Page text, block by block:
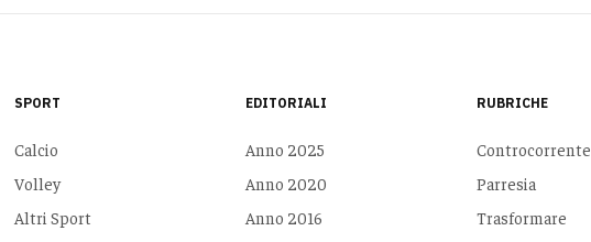
SPORT
Calcio
Volley
Altri Sport
EDITORIALI
Anno 2025
Anno 2020
Anno 2016
RUBRICHE
Controcorrente
Parresia
Trasformare